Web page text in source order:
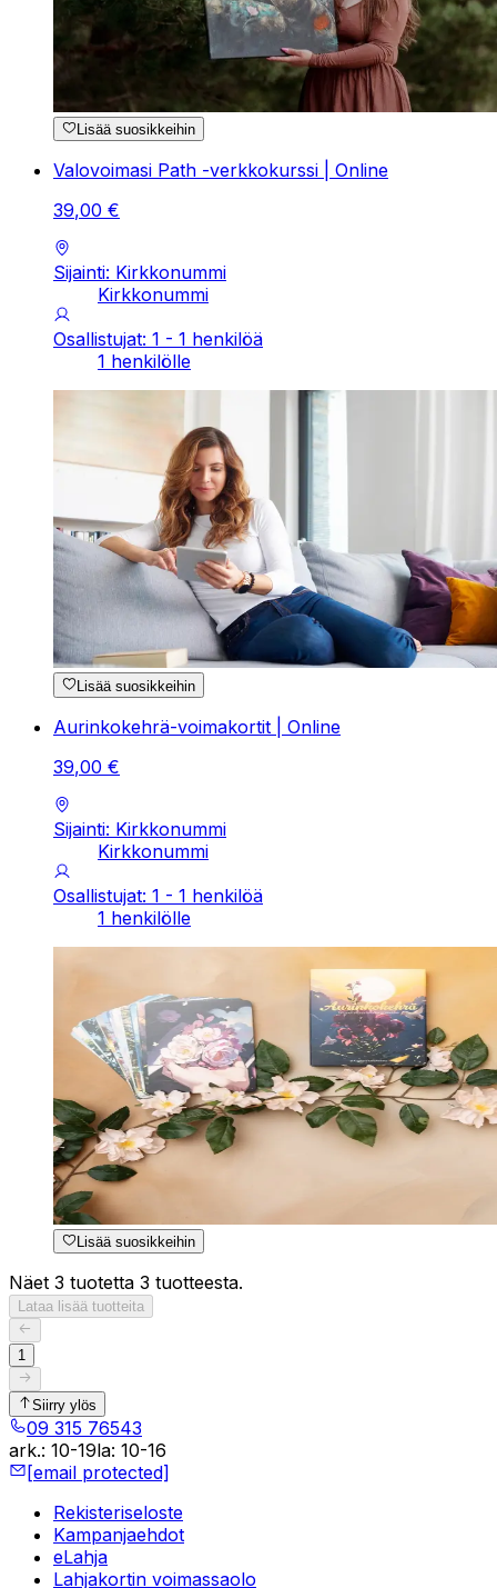
Lisää suosikkeihin
Valovoimasi Path -verkkokurssi | Online
39,00 €
Sijainti: Kirkkonummi
Kirkkonummi
Osallistujat: 1 - 1 henkilöä
1 henkilölle
Lisää suosikkeihin
Aurinkokehrä-voimakortit | Online
39,00 €
Sijainti: Kirkkonummi
Kirkkonummi
Osallistujat: 1 - 1 henkilöä
1 henkilölle
Lisää suosikkeihin
Näet 3 tuotetta 3 tuotteesta.
Lataa lisää tuotteita
1
Siirry ylös
09 315 76543
ark.: 10-19la: 10-16
[email protected]
Rekisteriseloste
Kampanjaehdot
eLahja
Lahjakortin voimassaolo